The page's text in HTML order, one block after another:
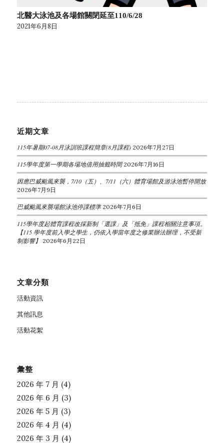
北醫大泳池及各場館關閉延至110/6/28
2021年6月8日
近期文章
115年暑期07-08月泳訓班課程簡章(8月課程) 2026年7月27日
115學年度第一學期各場地借用抽籤時間 2026年7月16日
因應巴威颱風來襲，7/10（五）、7/11（六）體育場館及游泳池暫停開放
2026年7月9日
巴威颱風來襲場館泳池停課標準 2026年7月6日
115學年度起體育課程改採新制「選課」及「抵免」課程相關注意事項。
【115 學年度前入學之學生，仍依入學當年度之修業辦法辦理，不受新
制影響】 2026年6月22日
文章分類
活動資訊
其他訊息
活動花絮
彙整
2026 年 7 月 (4)
2026 年 6 月 (3)
2026 年 5 月 (3)
2026 年 4 月 (4)
2026 年 3 月 (4)